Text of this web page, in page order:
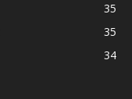
35
35
34